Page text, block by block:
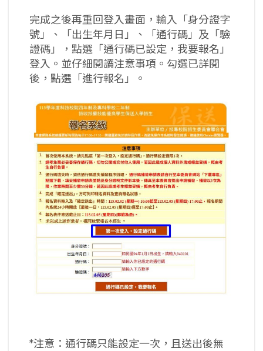
完成之後再重回登入畫面，輸入「身分證字
號」、「出生年月日」、「通行碼」及「驗
證碼」，點選「通行碼已設定，我要報名」
登入。並仔細閱讀注意事項。勾選已詳閱
後，點選「進行報名」。
*注意：通行碼只能設定一次，且送出後無